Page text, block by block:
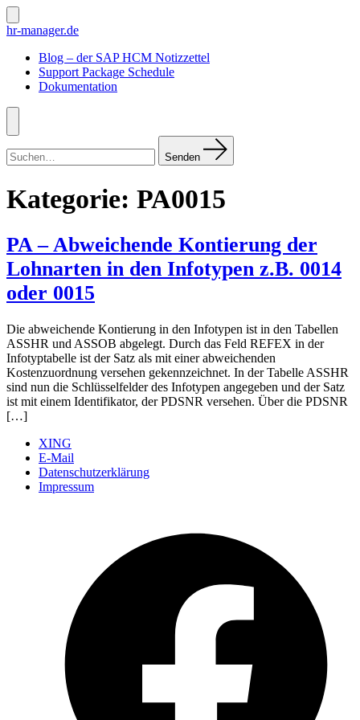
Zum
Inhalt
Suche
ein-/ausblenden
hr-manager.de
Blog – der SAP HCM Notizzettel
Support Package Schedule
Dokumentation
Menü
nach:
Senden
Kategorie: PA0015
PA – Abweichende Kontierung der
Lohnarten in den Infotypen z.B. 0014
oder 0015
Die abweichende Kontierung in den Infotypen ist in den Tabellen
ASSHR und ASSOB abgelegt. Durch das Feld REFEX in der
Infotyptabelle ist der Satz als mit einer abweichenden
Kostenzuordnung versehen gekennzeichnet. In der Tabelle ASSHR
sind nun die Schlüsselfelder des Infotypen angegeben und der Satz
ist mit einem Identifikator, der PDSNR versehen. Über die PDSNR
[…]
XING
E-Mail
Datenschutzerklärung
Impressum